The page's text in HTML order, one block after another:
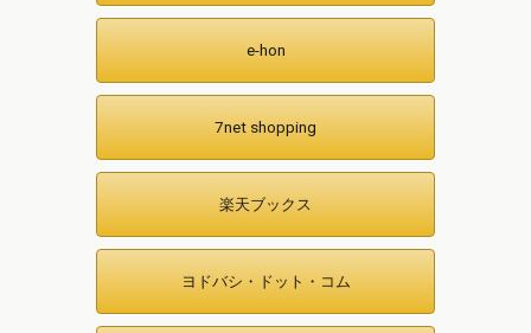
e-hon
7net shopping
楽天ブックス
ヨドバシ・ドット・コム